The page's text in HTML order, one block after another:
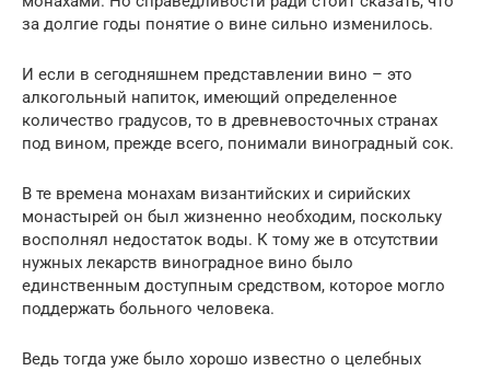
за долгие годы понятие о вине сильно изменилось.
И если в сегодняшнем представлении вино – это
алкогольный напиток, имеющий определенное
количество градусов, то в древневосточных странах
под вином, прежде всего, понимали виноградный сок.
В те времена монахам византийских и сирийских
монастырей он был жизненно необходим, поскольку
восполнял недостаток воды. К тому же в отсутствии
нужных лекарств виноградное вино было
единственным доступным средством, которое могло
поддержать больного человека.
Ведь тогда уже было хорошо известно о целебных